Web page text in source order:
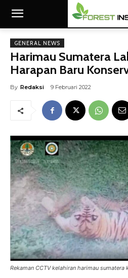
GENERAL NEWS
Harimau Sumatera
Harapan Baru
By Redaksi 9 Februari 2022
Rekaman CCTV kelahiran harimau